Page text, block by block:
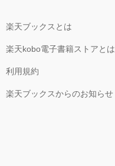
楽天ブックスとは
楽天kobo電子書籍ストアとは
利用規約
楽天ブックスからのお知らせ